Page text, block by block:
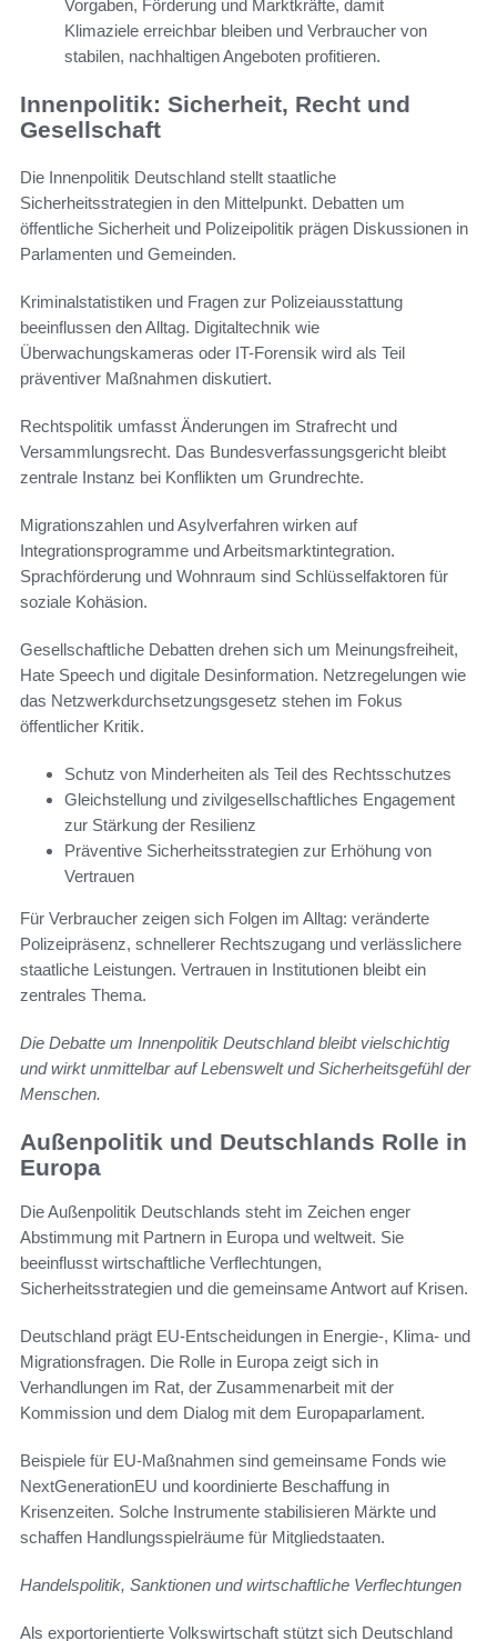
Vorgaben, Förderung und Marktkräfte, damit
Klimaziele erreichbar bleiben und Verbraucher von
stabilen, nachhaltigen Angeboten profitieren.
Innenpolitik: Sicherheit, Recht und
Gesellschaft
Die Innenpolitik Deutschland stellt staatliche
Sicherheitsstrategien in den Mittelpunkt. Debatten um
öffentliche Sicherheit und Polizeipolitik prägen Diskussionen in
Parlamenten und Gemeinden.
Kriminalstatistiken und Fragen zur Polizeiausstattung
beeinflussen den Alltag. Digitaltechnik wie
Überwachungskameras oder IT-Forensik wird als Teil
präventiver Maßnahmen diskutiert.
Rechtspolitik umfasst Änderungen im Strafrecht und
Versammlungsrecht. Das Bundesverfassungsgericht bleibt
zentrale Instanz bei Konflikten um Grundrechte.
Migrationszahlen und Asylverfahren wirken auf
Integrationsprogramme und Arbeitsmarktintegration.
Sprachförderung und Wohnraum sind Schlüsselfaktoren für
soziale Kohäsion.
Gesellschaftliche Debatten drehen sich um Meinungsfreiheit,
Hate Speech und digitale Desinformation. Netzregelungen wie
das Netzwerkdurchsetzungsgesetz stehen im Fokus
öffentlicher Kritik.
Schutz von Minderheiten als Teil des Rechtsschutzes
Gleichstellung und zivilgesellschaftliches Engagement
zur Stärkung der Resilienz
Präventive Sicherheitsstrategien zur Erhöhung von
Vertrauen
Für Verbraucher zeigen sich Folgen im Alltag: veränderte
Polizeipräsenz, schnellerer Rechtszugang und verlässlichere
staatliche Leistungen. Vertrauen in Institutionen bleibt ein
zentrales Thema.
Die Debatte um Innenpolitik Deutschland bleibt vielschichtig
und wirkt unmittelbar auf Lebenswelt und Sicherheitsgefühl der
Menschen.
Außenpolitik und Deutschlands Rolle in
Europa
Die Außenpolitik Deutschlands steht im Zeichen enger
Abstimmung mit Partnern in Europa und weltweit. Sie
beeinflusst wirtschaftliche Verflechtungen,
Sicherheitsstrategien und die gemeinsame Antwort auf Krisen.
Deutschland prägt EU-Entscheidungen in Energie-, Klima- und
Migrationsfragen. Die Rolle in Europa zeigt sich in
Verhandlungen im Rat, der Zusammenarbeit mit der
Kommission und dem Dialog mit dem Europaparlament.
Beispiele für EU-Maßnahmen sind gemeinsame Fonds wie
NextGenerationEU und koordinierte Beschaffung in
Krisenzeiten. Solche Instrumente stabilisieren Märkte und
schaffen Handlungsspielräume für Mitgliedstaaten.
Handelspolitik, Sanktionen und wirtschaftliche Verflechtungen
Als exportorientierte Volkswirtschaft stützt sich Deutschland